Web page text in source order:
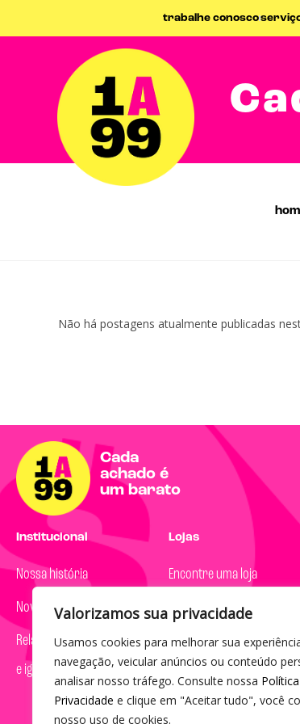
Valorizamos sua privacidade
Usamos cookies para melhorar sua
navegação, veicular anúncios ou conteúdo
analisar nosso tráfego. Consulte nossa
Privacidade e clique em "Aceitar tudo", você
nosso uso de cookies.
trabalhe conosco
Não há postagens atualmente publicadas
Cada
achado é
um barato
Institucional
Nossa história
Nova marca
Relatório de transparência
e igualdade salarial
Lojas
Encontre uma loja